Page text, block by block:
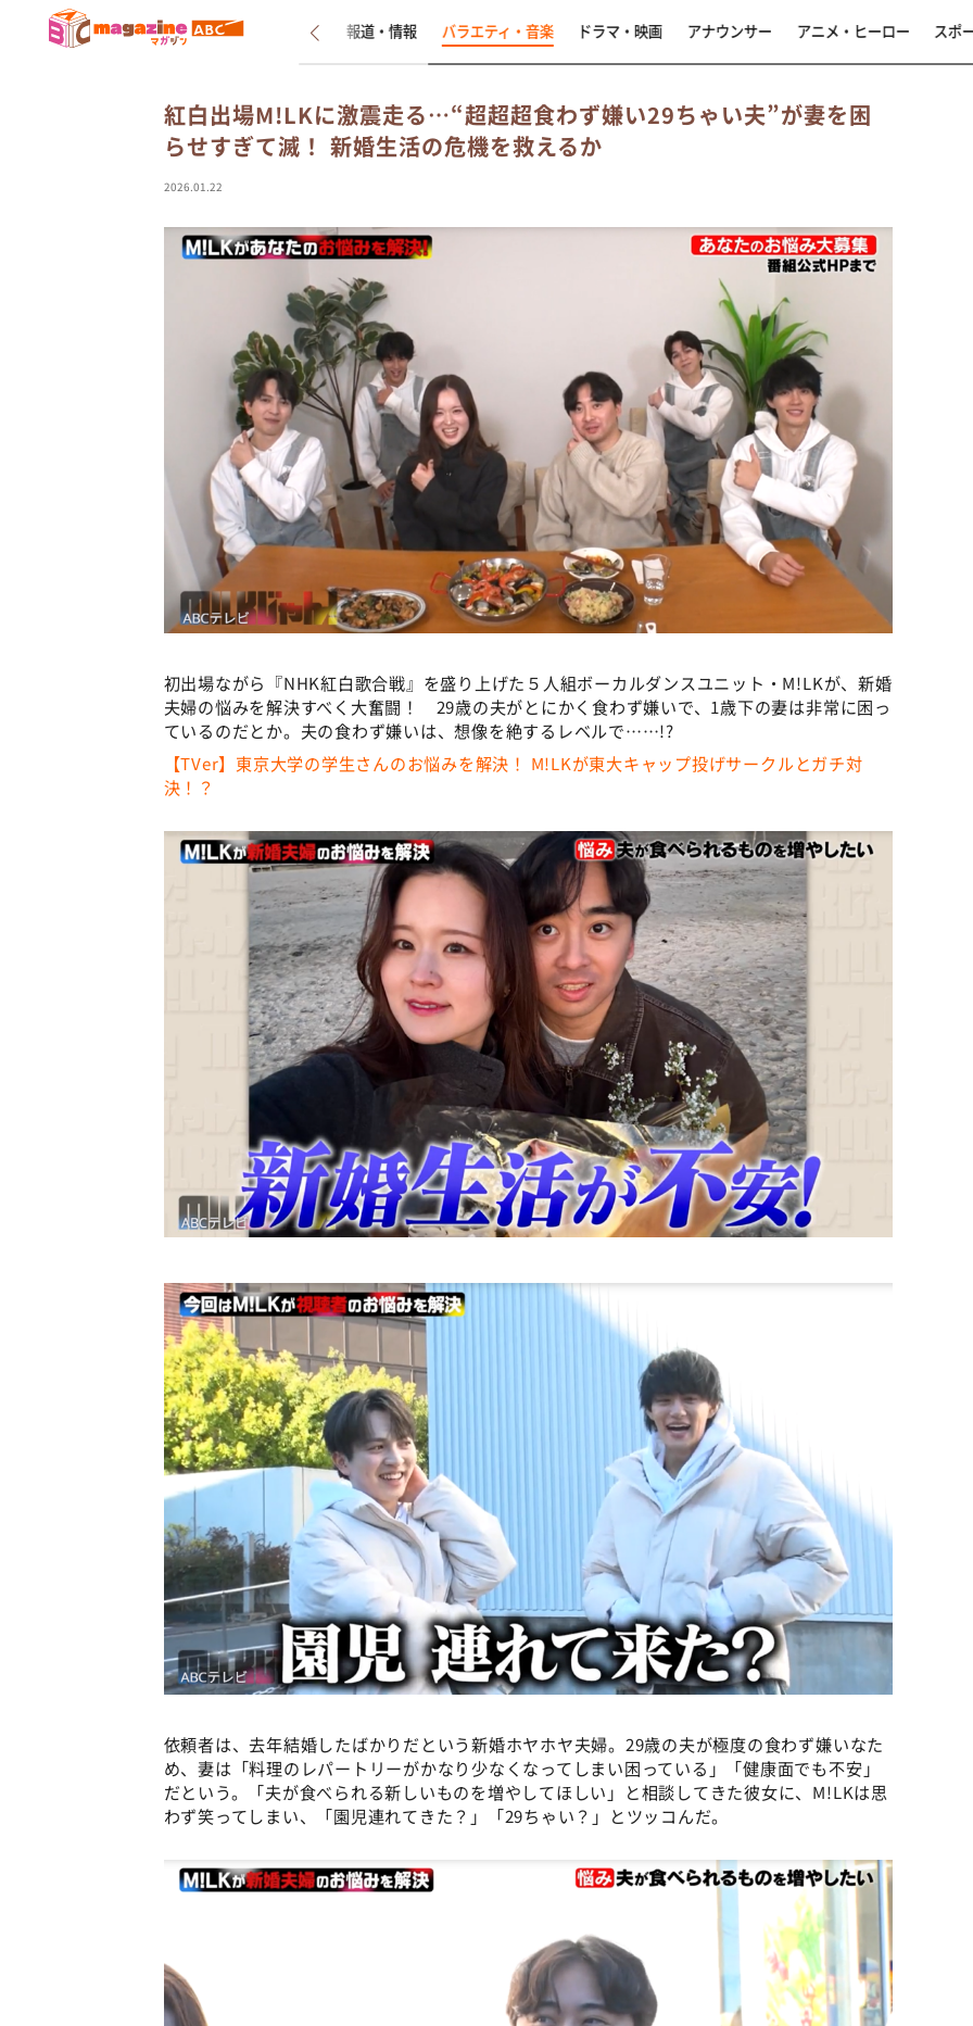
新着 インタビュー 報道・情報 バラエティ・音楽 ドラマ・映画 アナウンサー アニメ・ヒーロー スポ
紅白出場M!LKに激震走る…“超超超食わず嫌い29ちゃい夫”が妻を困
らせすぎて滅！ 新婚生活の危機を救えるか
2026.01.22
初出場ながら『NHK紅白歌合戦』を盛り上げた５人組ボーカルダンスユニット・M!LKが、新婚
夫婦の悩みを解決すべく大奮闘！ 29歳の夫がとにかく食わず嫌いで、1歳下の妻は非常に困っ
ているのだとか。夫の食わず嫌いは、想像を絶するレベルで……!?
【TVer】東京大学の学生さんのお悩みを解決！ M!LKが東大キャップ投げサークルとガチ対
決！？
依頼者は、去年結婚したばかりだという新婚ホヤホヤ夫婦。29歳の夫が極度の食わず嫌いなた
め、妻は「料理のレパートリーがかなり少なくなってしまい困っている」「健康面でも不安」
だという。「夫が食べられる新しいものを増やしてほしい」と相談してきた彼女に、M!LKは思
わず笑ってしまい、「園児連れてきた？」「29ちゃい？」とツッコんだ。